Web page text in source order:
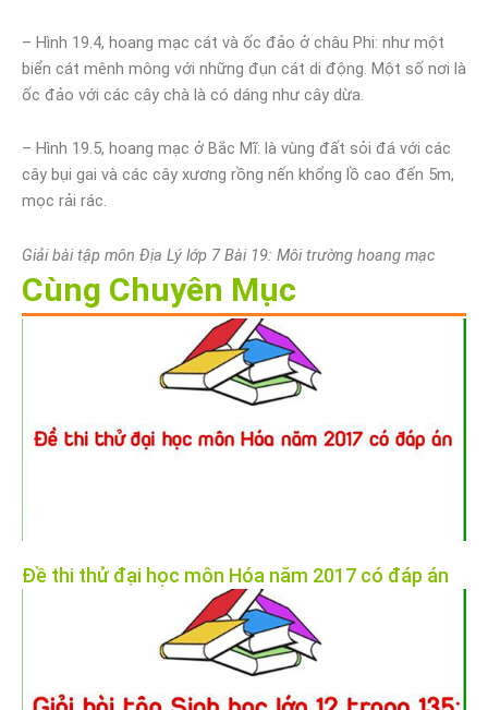
– Hình 19.4, hoang mạc cát và ốc đảo ở châu Phi: như một
biển cát mênh mông với những đụn cát di động. Một số nơi là
ốc đảo với các cây chà là có dáng như cây dừa.
– Hình 19.5, hoang mạc ở Bắc Mĩ: là vùng đất sỏi đá với các
cây bụi gai và các cây xương rồng nến khổng lồ cao đến 5m,
mọc rải rác.
Giải bài tập môn Địa Lý lớp 7 Bài 19: Môi trường hoang mạc
Cùng Chuyên Mục
Đề thi thử đại học môn Hóa năm 2017 có đáp án